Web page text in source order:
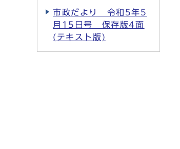
市政だより 令和5年5
月15日号 保存版4面
(テキスト版)